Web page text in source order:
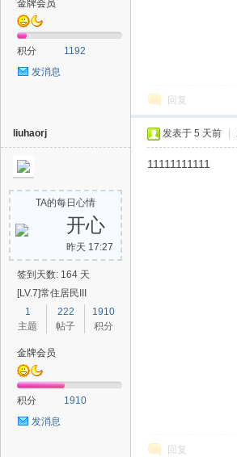
金牌会员
积分
1192
发消息
回复
liuhaorj
TA的每日心情
开心
昨天 17:27
签到天数: 164 天
[LV.7]常住居民III
1
主题
222
帖子
1910
积分
金牌会员
积分
1910
发消息
发表于 5 天前
11111111111
回复